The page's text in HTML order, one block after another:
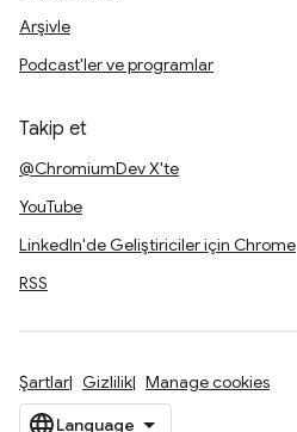
Arşivle
Podcast'ler ve programlar
Takip et
@ChromiumDev X'te
YouTube
LinkedIn'de Geliştiriciler için Chrome
RSS
Şartlar Gizlilik Manage cookies